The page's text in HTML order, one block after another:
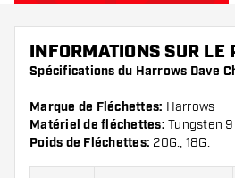
INFORMATIONS SUR LE
Spécifications du Harrows Dave
Marque de Fléchettes: Harrows
Matériel de fléchettes: Tungsten
Poids de Fléchettes: 20G., 18G.